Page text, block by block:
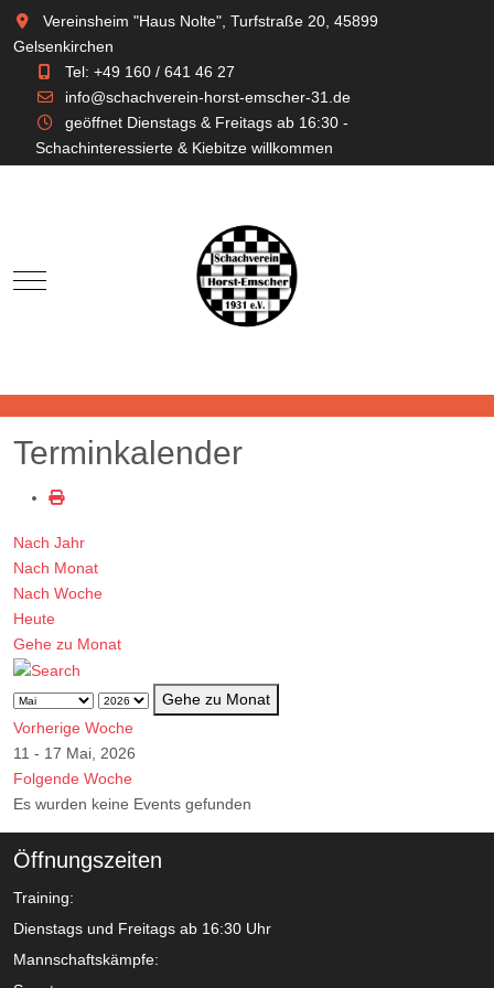
Vereinsheim "Haus Nolte", Turfstraße 20, 45899
Gelsenkirchen
Tel: +49 160 / 641 46 27
info@schachverein-horst-emscher-31.de
geöffnet Dienstags & Freitags ab 16:30 -
Schachinteressierte & Kiebitze willkommen
Mobile Menu Toggle
Terminkalender
Nach Jahr
Nach Monat
Nach Woche
Heute
Gehe zu Monat
Gehe zu Monat
Vorherige Woche
11 - 17 Mai, 2026
Folgende Woche
Es wurden keine Events gefunden
Öffnungszeiten
Training:
Dienstags und Freitags ab 16:30 Uhr
Mannschaftskämpfe: